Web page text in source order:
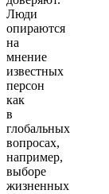
Люди
опираются
на
мнение
известных
персон
как
в
глобальных
вопросах,
например,
выборе
жизненных